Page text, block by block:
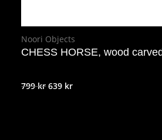
Noori Objects
CHESS HORSE, wood
799krDet
639 krDet